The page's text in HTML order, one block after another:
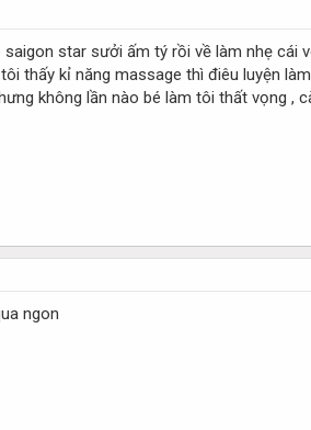
star sưởi ấm tý rồi về làm nhẹ cái
thấy kỉ năng massage thì điêu luyện
không lần nào bé làm tôi thất vọng
ngon